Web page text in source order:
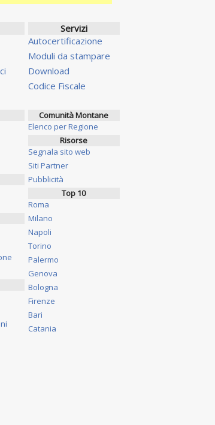
Servizi
Autocertificazione
Moduli da stampare
Download
Codice Fiscale
Comunità Montane
Elenco per Regione
Risorse
Segnala sito web
Siti Partner
Pubblicità
Top 10
Roma
Milano
Napoli
Torino
Palermo
Genova
Bologna
Firenze
Bari
Catania